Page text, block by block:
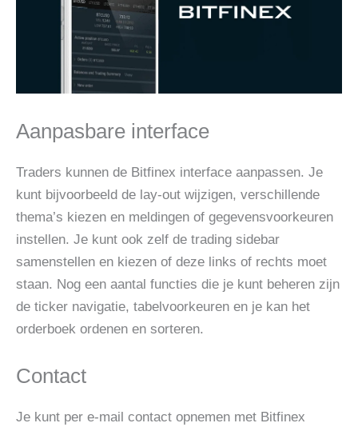
Aanpasbare interface
Traders kunnen de Bitfinex interface aanpassen. Je
kunt bijvoorbeeld de lay-out wijzigen, verschillende
thema’s kiezen en meldingen of gegevensvoorkeuren
instellen. Je kunt ook zelf de trading sidebar
samenstellen en kiezen of deze links of rechts moet
staan. Nog een aantal functies die je kunt beheren zijn
de ticker navigatie, tabelvoorkeuren en je kan het
orderboek ordenen en sorteren.
Contact
Je kunt per e-mail contact opnemen met Bitfinex